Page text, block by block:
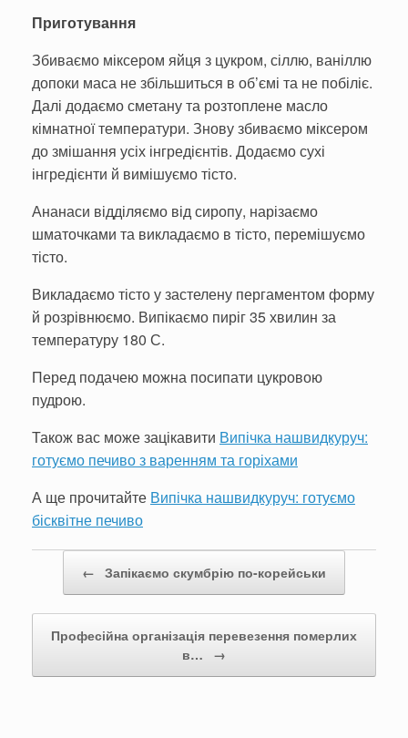
Приготування
Збиваємо міксером яйця з цукром, сіллю, ваніллю
допоки маса не збільшиться в об’ємі та не побіліє.
Далі додаємо сметану та розтоплене масло
кімнатної температури. Знову збиваємо міксером
до змішання усіх інгредієнтів. Додаємо сухі
інгредієнти й вимішуємо тісто.
Ананаси відділяємо від сиропу, нарізаємо
шматочками та викладаємо в тісто, перемішуємо
тісто.
Викладаємо тісто у застелену пергаментом форму
й розрівнюємо. Випікаємо пиріг 35 хвилин за
температуру 180 С.
Перед подачею можна посипати цукровою
пудрою.
Також вас може зацікавити Випічка нашвидкуруч:
готуємо печиво з варенням та горіхами
А ще прочитайте Випічка нашвидкуруч: готуємо
бісквітне печиво
← Запікаємо скумбрію по-корейськи
Професійна організація перевезення померлих
в…
→